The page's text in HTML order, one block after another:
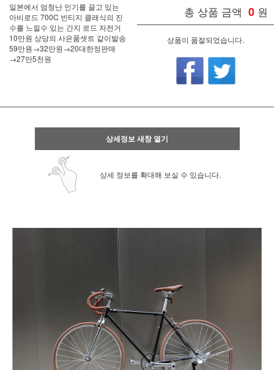
일본에서 엄청난 인기를 끌고 있는
아비로드 700C 빈티지 클래식의 진
수를 느낄수 있는 간지 로드 자전거
10만원 상당의 사은품셋트 같이발송
59만원→32만원→20대한정판매
→27만5천원
총 상품 금액 0 원
상품이 품절되었습니다.
상세정보 새창 열기
상세 정보를 확대해 보실 수 있습니다.